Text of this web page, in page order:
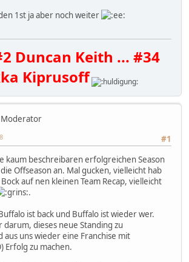
1st ja aber noch weiter
Duncan Keith ... #34
Kiprusoff
Moderator
#1
kaum beschreibaren erfolgreichen Season
Offseason an. Mal gucken, vielleicht hab
auf nen kleinen Team Recap, vielleicht
.
ist back und Buffalo ist wieder wer.
darum, dieses neue Standing zu
aus uns wieder eine Franchise mit
Erfolg zu machen.